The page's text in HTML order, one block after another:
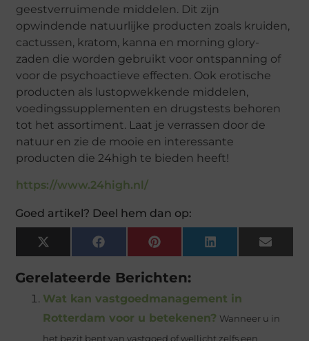
geestverruimende middelen. Dit zijn
opwindende natuurlijke producten zoals kruiden,
cactussen, kratom, kanna en morning glory-
zaden die worden gebruikt voor ontspanning of
voor de psychoactieve effecten. Ook erotische
producten als lustopwekkende middelen,
voedingssupplementen en drugstests behoren
tot het assortiment. Laat je verrassen door de
natuur en zie de mooie en interessante
producten die 24high te bieden heeft!
https://www.24high.nl/
Goed artikel? Deel hem dan op:
X
(Twitter)
FacebookPinterestLinkedIn Email
Gerelateerde Berichten:
Wat kan vastgoedmanagement in
Rotterdam voor u betekenen? Wanneer u in
het bezit bent van vastgoed of wellicht zelfs een